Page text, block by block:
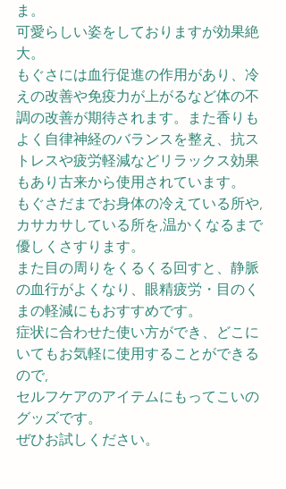
ま。
可愛らしい姿をしておりますが効果絶
大。
もぐさには血行促進の作用があり、冷
えの改善や免疫力が上がるなど体の不
調の改善が期待されます。また香りも
よく自律神経のバランスを整え、抗ス
トレスや疲労軽減などリラックス効果
もあり古来から使用されています。
もぐさだまでお身体の冷えている所や,
カサカサしている所を,温かくなるまで
優しくさすります。
また目の周りをくるくる回すと、静脈
の血行がよくなり、眼精疲労・目のく
まの軽減にもおすすめです。
症状に合わせた使い方ができ、どこに
いてもお気軽に使用することができる
ので,
セルフケアのアイテムにもってこいの
グッズです。
ぜひお試しください。